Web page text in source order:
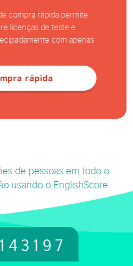
compra rápida permite
licenças de teste e
com apenas
rápida
de pessoas em todo o
usando o EnglishScore